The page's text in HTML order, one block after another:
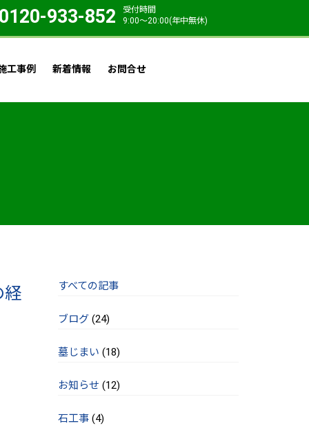
933-852
受付時間
9:00〜20:00(年中無休)
工事例 新着情報 お問合せ
経 すべての記事
ブログ(24)
墓じまい (18)
お知らせ (12)
石工事(4)